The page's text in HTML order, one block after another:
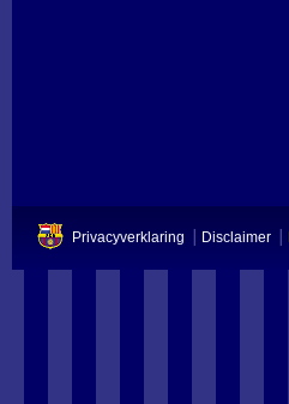
Privacyverklaring Disclaimer